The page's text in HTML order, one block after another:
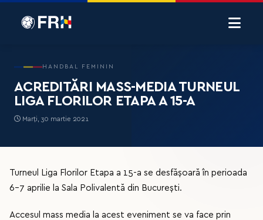
HANDBAL FEMININ
ACREDITĂRI MASS-MEDIA TURNEUL
LIGA FLORILOR ETAPA A 15-A
Marți, 30 martie 2021
Turneul Liga Florilor Etapa a 15-a se desfășoară în perioada
6-7 aprilie la Sala Polivalentă din București.
Accesul mass media la acest eveniment se va face prin